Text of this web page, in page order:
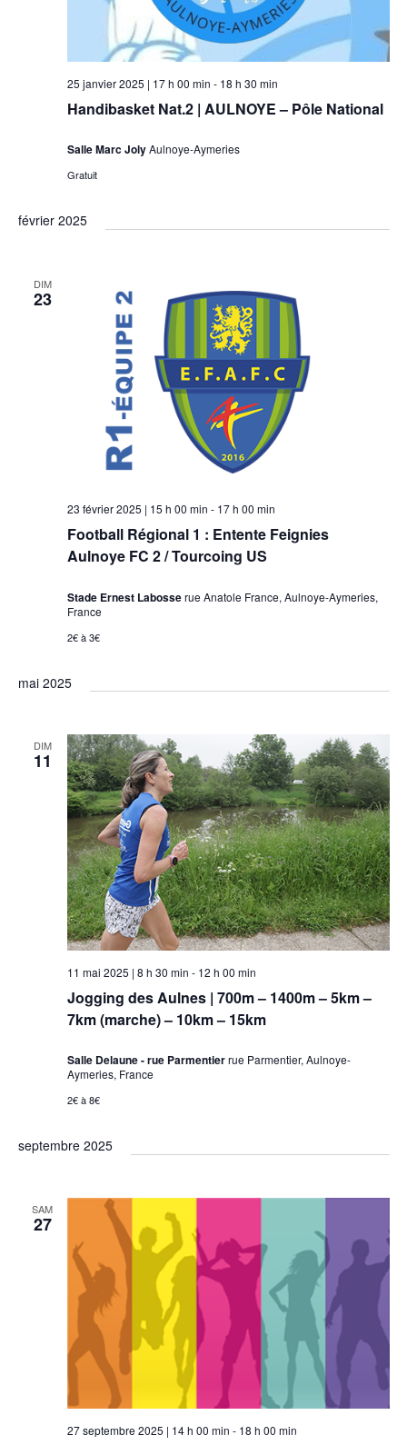
Handibasket Nat.2 | AULNOYE – Pôle National
25 janvier 2025 | 17 h 00 min - 18 h 30 min
Salle Marc JolyAulnoye-Aymeries
Gratuit
février 2025
DIM
23
Football Régional 1 : Entente Feignies
Aulnoye FC 2 / Tourcoing US
23 février 2025 | 15 h 00 min - 17 h 00 min
Stade Ernest Labosserue Anatole France, Aulnoye-Aymeries,
France
2€ à 3€
mai 2025
DIM
11
Jogging des Aulnes | 700m – 1400m – 5km –
7km (marche) – 10km – 15km
11 mai 2025 | 8 h 30 min - 12 h 00 min
Salle Delaune - rue Parmentierrue Parmentier, Aulnoye-
Aymeries, France
2€ à 8€
septembre 2025
SAM
27
27 septembre 2025 | 14 h 00 min - 18 h 00 min